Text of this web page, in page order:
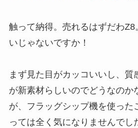
触って納得。売れるはずだわZ8
いじゃないですか！
まず見た目がカッコいいし、質
が新素材らしいのでどうなのか
が、フラッグシップ機を使った
っては全く気になりませんでし